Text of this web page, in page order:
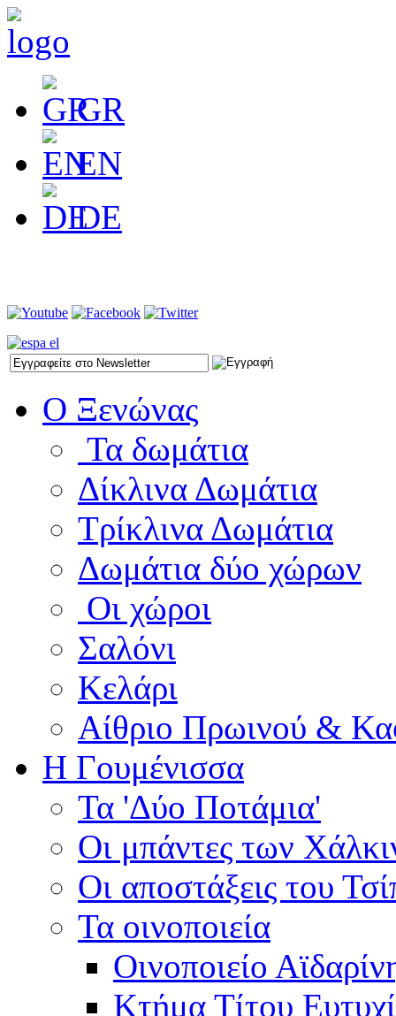
GR
EN
DE
Ο Ξενώνας
Τα δωμάτια
Δίκλινα Δωμάτια
Τρίκλινα Δωμάτια
Δωμάτια δύο χώρων
Οι χώροι
Σαλόνι
Κελάρι
Αίθριο Πρωινού &
Η Γουμένισσα
Τα 'Δύο Ποτάμια'
Οι μπάντες των
Οι αποστάξεις του
Τα οινοποιεία
Οινοποιείο
Κτήμα Τίτου